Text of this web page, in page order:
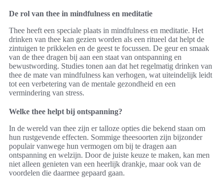
De rol van thee in mindfulness en meditatie
Thee heeft een speciale plaats in mindfulness en meditatie. Het
drinken van thee kan gezien worden als een ritueel dat helpt de
zintuigen te prikkelen en de geest te focussen. De geur en smaak
van de thee dragen bij aan een staat van ontspanning en
bewustwording. Studies tonen aan dat het regelmatig drinken van
thee de mate van mindfulness kan verhogen, wat uiteindelijk leidt
tot een verbetering van de mentale gezondheid en een
vermindering van stress.
Welke thee helpt bij ontspanning?
In de wereld van thee zijn er talloze opties die bekend staan om
hun rustgevende effecten. Sommige theesoorten zijn bijzonder
populair vanwege hun vermogen om bij te dragen aan
ontspanning en welzijn. Door de juiste keuze te maken, kan men
niet alleen genieten van een heerlijk drankje, maar ook van de
voordelen die daarmee gepaard gaan.